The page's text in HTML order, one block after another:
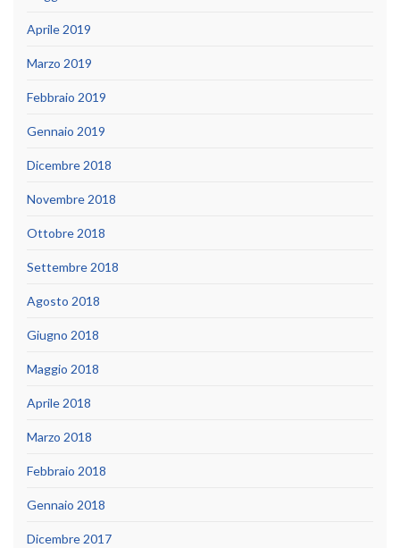
Aprile 2019
Marzo 2019
Febbraio 2019
Gennaio 2019
Dicembre 2018
Novembre 2018
Ottobre 2018
Settembre 2018
Agosto 2018
Giugno 2018
Maggio 2018
Aprile 2018
Marzo 2018
Febbraio 2018
Gennaio 2018
Dicembre 2017